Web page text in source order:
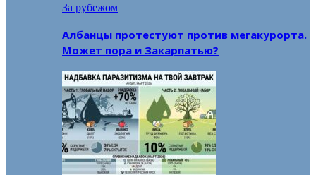
За рубежом
Албанцы протестуют против мегакурорта.
Может пора и Закарпатью?